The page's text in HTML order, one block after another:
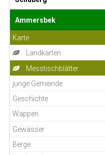
Ammersbek
Karte
Landkarten
Messtischblätter
junge Gemeinde
Geschichte
Wappen
Gewässer
Berge